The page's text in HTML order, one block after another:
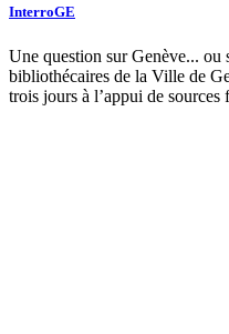
InterroGE
Une question sur Genève... ou
bibliothécaires de la Ville de
trois jours à l’appui de sources